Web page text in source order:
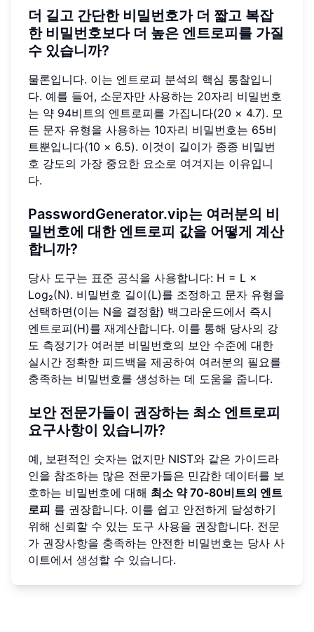
더 길고 간단한 비밀번호가 더 짧고 복잡
한 비밀번호보다 더 높은 엔트로피를 가질
수 있습니까?
물론입니다. 이는 엔트로피 분석의 핵심 통찰입니
다. 예를 들어, 소문자만 사용하는 20자리 비밀번호
는 약 94비트의 엔트로피를 가집니다(20 × 4.7). 모
든 문자 유형을 사용하는 10자리 비밀번호는 65비
트뿐입니다(10 × 6.5). 이것이 길이가 종종 비밀번
호 강도의 가장 중요한 요소로 여겨지는 이유입니
다.
PasswordGenerator.vip는 여러분의 비
밀번호에 대한 엔트로피 값을 어떻게 계산
합니까?
당사 도구는 표준 공식을 사용합니다: H = L ×
Log₂(N). 비밀번호 길이(L)를 조정하고 문자 유형을
선택하면(이는 N을 결정함) 백그라운드에서 즉시
엔트로피(H)를 재계산합니다. 이를 통해 당사의 강
도 측정기가 여러분 비밀번호의 보안 수준에 대한
실시간 정확한 피드백을 제공하여 여러분의 필요를
충족하는 비밀번호를 생성하는 데 도움을 줍니다.
보안 전문가들이 권장하는 최소 엔트로피
요구사항이 있습니까?
예, 보편적인 숫자는 없지만 NIST와 같은 가이드라
인을 참조하는 많은 전문가들은 민감한 데이터를 보
호하는 비밀번호에 대해 최소 약 70-80비트의 엔트
로피 를 권장합니다. 이를 쉽고 안전하게 달성하기
위해 신뢰할 수 있는 도구 사용을 권장합니다. 전문
가 권장사항을 충족하는 안전한 비밀번호는 당사 사
이트에서 생성할 수 있습니다.